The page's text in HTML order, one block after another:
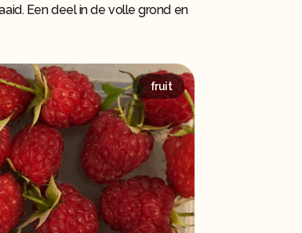
Een deel in de volle grond en
fruit